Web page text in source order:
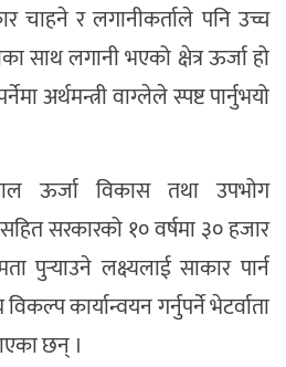
चाहने र लगानीकर्ताले पनि उच्च
साथ लगानी भएको क्षेत्र ऊर्जा हो
अर्थमन्त्री वाग्लेले स्पष्ट पार्नुभयो
ऊर्जा विकास तथा उपभोग
सरकारको १० वर्षमा ३० हजार
पुर्‍याउने लक्ष्यलाई साकार पार्न
कार्यान्वयन गर्नुपर्ने भेटर्वाता
छन् ।